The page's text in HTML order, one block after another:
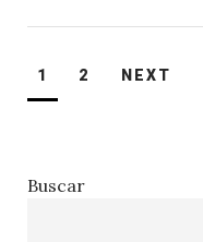
Paginación
de
1 2 NEXT
Buscar